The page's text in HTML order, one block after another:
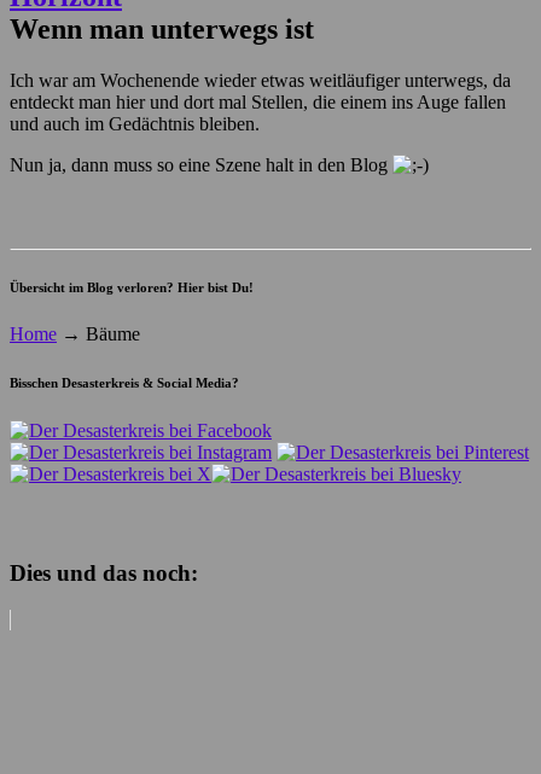
Wenn man unterwegs ist
Ich war am Wochenende wieder etwas weitläufiger unterwegs, da
entdeckt man hier und dort mal Stellen, die einem ins Auge fallen
und auch im Gedächtnis bleiben.
Nun ja, dann muss so eine Szene halt in den Blog
Übersicht im Blog verloren? Hier bist Du!
Home → Bäume
Bisschen Desasterkreis & Social Media?
Dies und das noch: